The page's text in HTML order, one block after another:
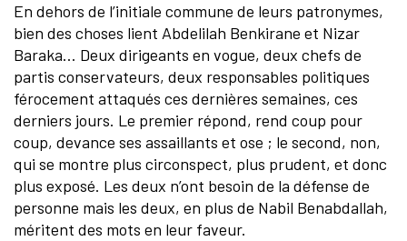
En dehors de l’initiale commune de leurs patronymes,
bien des choses lient Abdelilah Benkirane et Nizar
Baraka… Deux dirigeants en vogue, deux chefs de
partis conservateurs, deux responsables politiques
férocement attaqués ces dernières semaines, ces
derniers jours. Le premier répond, rend coup pour
coup, devance ses assaillants et ose ; le second, non,
qui se montre plus circonspect, plus prudent, et donc
plus exposé. Les deux n’ont besoin de la défense de
personne mais les deux, en plus de Nabil Benabdallah,
méritent des mots en leur faveur.